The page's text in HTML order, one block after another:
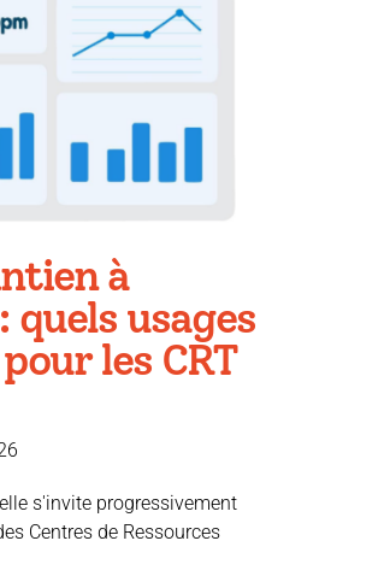
à
quels usages
les CRT
s'invite progressivement
Centres de Ressources